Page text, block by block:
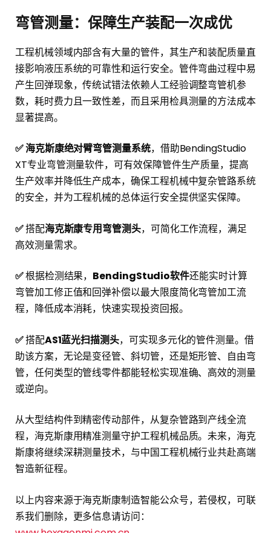
弯管测量：保障生产装配一次成优
工程机械领域内部含有大量的管件，其生产和装配质量直
接影响液压系统的可靠性和运行安全。管件弯曲过程中易
产生回弹现象，传统试错法依赖人工经验调整弯管机参
数，耗时费力且一致性差，而且采用检具测量的方法成本
显著提高。
✅ 海克斯康绝对臂弯管测量系统，借助BendingStudio
XT专业弯管测量软件，可有效保障管件生产质量，提高
生产效率并降低生产成本，确保工程机械中复杂管路系统
的安全，并为工程机械的总体运行安全提供坚实保障。
✅搭配海克斯康专用弯管测头，可简化工作流程，满足
高效测量需求。
✅根据检测结果， BendingStudio软件还能实时计算
弯管加工修正值和回弹补偿以最大限度简化弯管加工流
程，降低成本消耗，快速实现投资回报。
✅搭配AS1蓝光扫描测头，可实现多元化的管件测量。借
助该方案，无论是变径管、斜切管，还是矩形管、自由弯
管，任何类型的管线零件都能轻松实现准确、高效的测量
或逆向。
从大型结构件到精密传动部件，从复杂管路到产线全流
程，海克斯康用精准测量守护工程机械品质。未来，海克
斯康将继续深耕测量技术，与中国工程机械行业共赴高端
智造新征程。
以上内容来源于海克斯康制造智能公众号，若侵权，可联
系我们删除，更多信息请访问：